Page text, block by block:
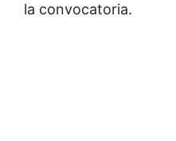
la convocatoria.